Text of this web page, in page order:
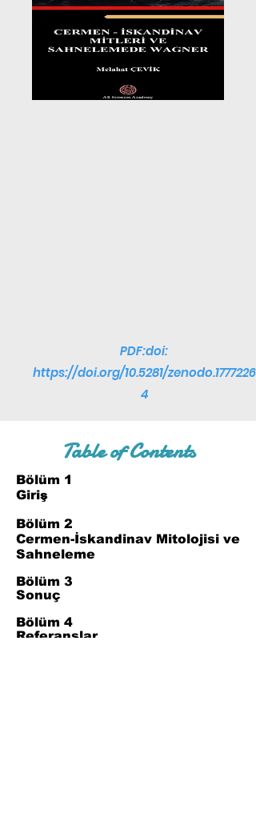
PDF:doi:
https://doi.org/10.5281/zenodo.1777226
4
Table of Contents
Bölüm 1
Giriş
Bölüm 2
Cermen-İskandinav Mitolojisi ve
Sahneleme
Bölüm 3
Sonuç
Bölüm 4
Referanslar